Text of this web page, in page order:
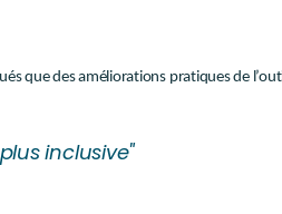
que des améliorations pratiques de
inclusive"